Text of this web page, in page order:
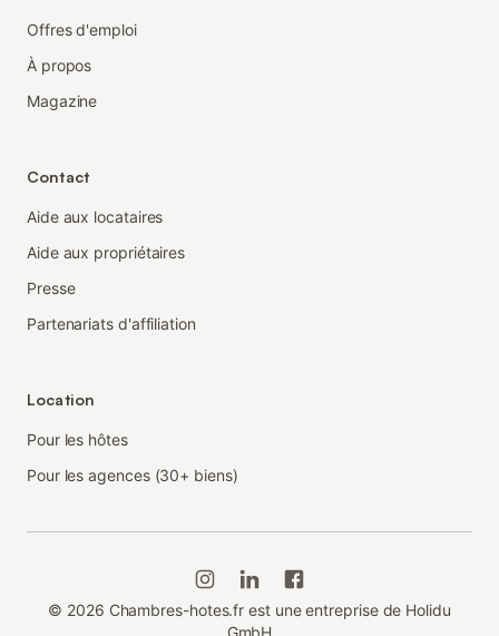
Offres d'emploi
À propos
Magazine
Contact
Aide aux locataires
Aide aux propriétaires
Presse
Partenariats d'affiliation
Location
Pour les hôtes
Pour les agences (30+ biens)
© 2026 Chambres-hotes.fr est une entreprise de Holidu
GmbH